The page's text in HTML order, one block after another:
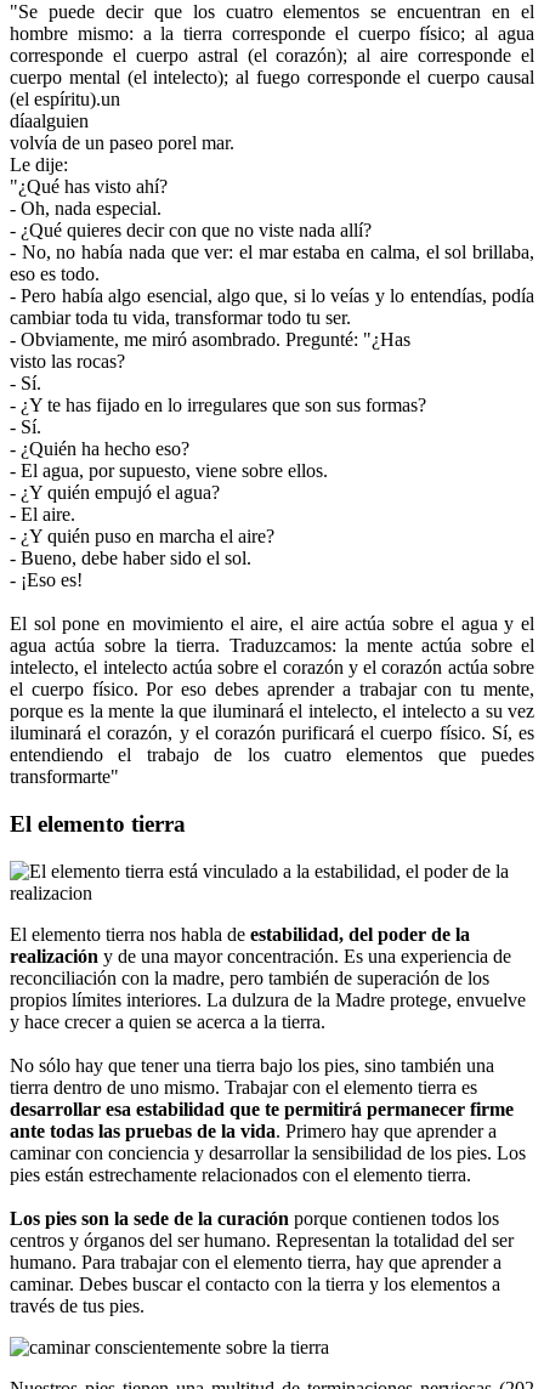
"Se puede decir que los cuatro elementos se encuentran en el
hombre mismo: a la tierra corresponde el cuerpo físico; al agua
corresponde el cuerpo astral (el corazón); al aire corresponde el
cuerpo mental (el intelecto); al fuego corresponde el cuerpo causal
(el espíritu).un
díaalguien
volvía de un paseo porel mar.
Le dije:
"¿Qué has visto ahí?
- Oh, nada especial.
- ¿Qué quieres decir con que no viste nada allí?
- No, no había nada que ver: el mar estaba en calma, el sol brillaba,
eso es todo.
- Pero había algo esencial, algo que, si lo veías y lo entendías, podía
cambiar toda tu vida, transformar todo tu ser.
- Obviamente, me miró asombrado. Pregunté: "¿Has
visto las rocas?
- Sí.
- ¿Y te has fijado en lo irregulares que son sus formas?
- Sí.
- ¿Quién ha hecho eso?
- El agua, por supuesto, viene sobre ellos.
- ¿Y quién empujó el agua?
- El aire.
- ¿Y quién puso en marcha el aire?
- Bueno, debe haber sido el sol.
- ¡Eso es!
El sol pone en movimiento el aire, el aire actúa sobre el agua y el
agua actúa sobre la tierra. Traduzcamos: la mente actúa sobre el
intelecto, el intelecto actúa sobre el corazón y el corazón actúa sobre
el cuerpo físico. Por eso debes aprender a trabajar con tu mente,
porque es la mente la que iluminará el intelecto, el intelecto a su vez
iluminará el corazón, y el corazón purificará el cuerpo físico. Sí, es
entendiendo el trabajo de los cuatro elementos que puedes
transformarte"
El elemento tierra
El elemento tierra nos habla de estabilidad, del poder de la
realización y de una mayor concentración. Es una experiencia de
reconciliación con la madre, pero también de superación de los
propios límites interiores. La dulzura de la Madre protege, envuelve
y hace crecer a quien se acerca a la tierra.
No sólo hay que tener una tierra bajo los pies, sino también una
tierra dentro de uno mismo. Trabajar con el elemento tierra es
desarrollar esa estabilidad que te permitirá permanecer firme
ante todas las pruebas de la vida. Primero hay que aprender a
caminar con conciencia y desarrollar la sensibilidad de los pies. Los
pies están estrechamente relacionados con el elemento tierra.
Los pies son la sede de la curación porque contienen todos los
centros y órganos del ser humano. Representan la totalidad del ser
humano. Para trabajar con el elemento tierra, hay que aprender a
caminar. Debes buscar el contacto con la tierra y los elementos a
través de tus pies.